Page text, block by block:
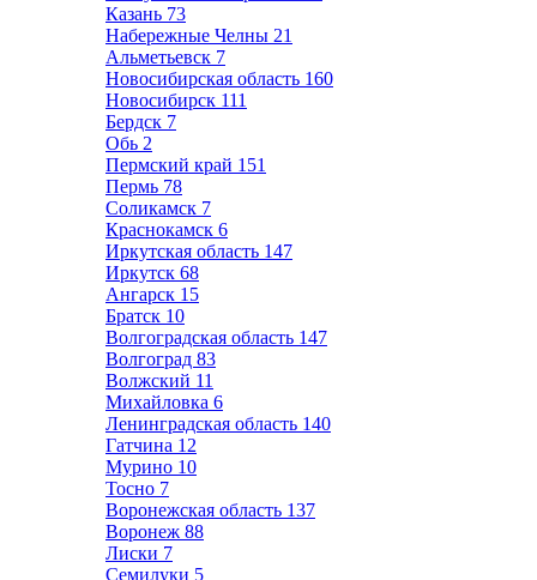
Казань 73
Набережные Челны 21
Альметьевск 7
Новосибирская область 160
Новосибирск 111
Бердск 7
Обь 2
Пермский край 151
Пермь 78
Соликамск 7
Краснокамск 6
Иркутская область 147
Иркутск 68
Ангарск 15
Братск 10
Волгоградская область 147
Волгоград 83
Волжский 11
Михайловка 6
Ленинградская область 140
Гатчина 12
Мурино 10
Тосно 7
Воронежская область 137
Воронеж 88
Лиски 7
Семилуки 5